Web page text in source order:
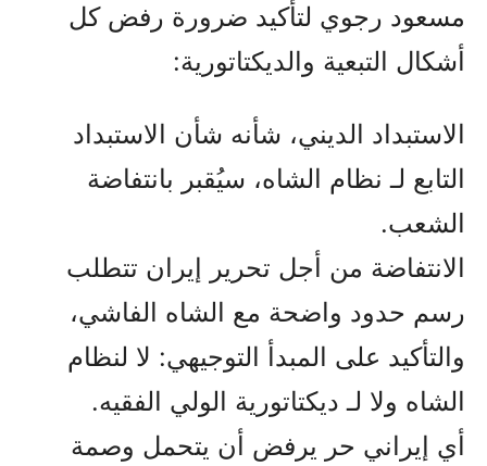
مسعود رجوي لتأكيد ضرورة رفض كل
أشكال التبعية والديكتاتورية:
الاستبداد الديني، شأنه شأن الاستبداد
التابع لـ نظام الشاه، سيُقبر بانتفاضة
الشعب.
الانتفاضة من أجل تحرير إيران تتطلب
رسم حدود واضحة مع الشاه الفاشي،
والتأكيد على المبدأ التوجيهي: لا لنظام
الشاه ولا لـ ديكتاتورية الولي الفقيه.
أي إيراني حر يرفض أن يتحمل وصمة